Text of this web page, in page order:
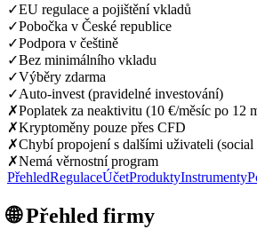
✓EU regulace a pojištění vkladů
✓Pobočka v České republice
✓Podpora v češtině
✓Bez minimálního vkladu
✓Výběry zdarma
✓Auto-invest (pravidelné investování)
✗Poplatek za neaktivitu (10 €/měsíc po 12
✗Kryptoměny pouze přes CFD
✗Chybí propojení s dalšími uživateli (social
✗Nemá věrnostní program
PřehledRegulaceÚčetProduktyInstrumenty
🌐 Přehled firmy